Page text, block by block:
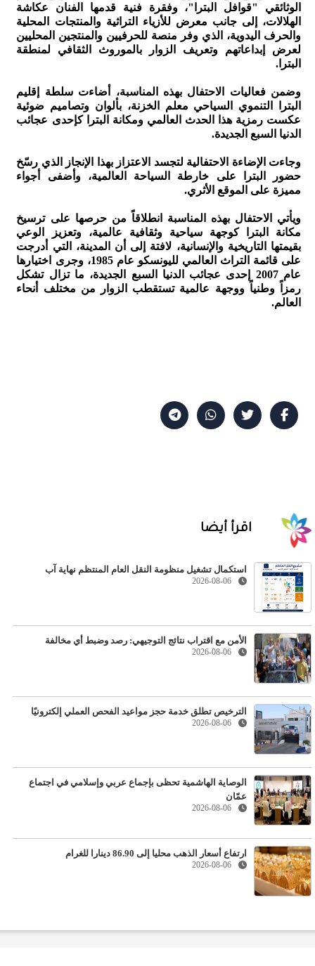
الوثائقي "قوافل البترا"، وفقرة فنية قدمها الفنان عكاشة
الهلالات، إلى جانب معرض للأزياء التراثية والمنتجات المحلية
والحرف اليدوية، الذي وفر منصة للحرفيين والمنتجين المحليين
لعرض إبداعاتهم وتعريف الزوار بالموروث الثقافي لمنطقة
البترا.
وضمن فعاليات الاحتفال بهذه المناسبة، أضاءت سلطة إقليم
البترا التنموي السياحي معلم الخزنة، بألوان وتصاميم ضوئية
عكست رمزية هذا الحدث العالمي ومكانة البترا كإحدى عجائب
الدنيا السبع الجديدة.
وجاءت الإضاءة الاحتفالية لتجسد الاعتزاز بهذا الإنجاز الذي رسّخ
حضور البترا على خارطة السياحة العالمية، وأضفى أجواء
مميزة على الموقع الأثري.
ويأتي الاحتفال بهذه المناسبة انطلاقاً من حرصها على ترسيخ
مكانة البترا كوجهة سياحية وثقافية عالمية، وتعزيز الوعي
بقيمتها التاريخية والإنسانية، لافتة إلى أن المدينة، التي أدرجت
على قائمة التراث العالمي لليونسكو عام 1985، وجرى اختيارها
عام 2007 إحدى عجائب الدنيا السبع الجديدة، ما تزال تشكل
رمزاً وطنياً ووجهة عالمية تستقطب الزوار من مختلف أنحاء
العالم.
اقرأ أيضا
استكمال تشغيل منظومة النقل العام المنتظم نهاية آب
2026-08-06
الأمن مع اقتراب نتائج التوجيهي: رصد وضبط أي مخالفة
2026-08-06
الترخيص تطلق خدمة حجز مواعيد الفحص العملي إلكترونيًا
2026-08-06
الوصاية الهاشمية تحظى بإجماع عربي وإسلامي في اجتماع
عمّان
2026-08-06
ارتفاع أسعار الذهب محليا إلى 86.90 دينارا للغرام
2026-08-06